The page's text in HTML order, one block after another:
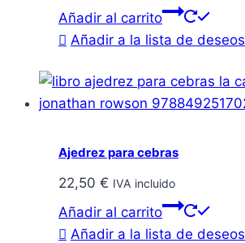
precio
original
19,50 €.
precio
actual
18,14 €.
Añadir al carrito
Añadir a la lista de deseos
Ajedrez para cebras
22,50 € IVA incluido
Añadir al carrito
Añadir a la lista de deseos